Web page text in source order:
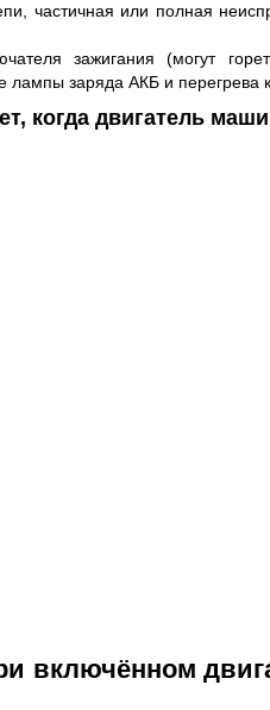
частичная или полная
зажигания (могут
лампы заряда АКБ и перегрева
когда двигатель
включённом